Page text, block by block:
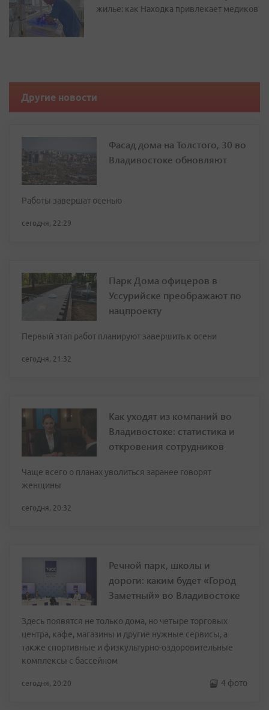
жилье: как Находка привлекает медиков
Другие новости
Фасад дома на Толстого, 30 во
Владивостоке обновляют
Работы завершат осенью
сегодня, 22:29
Парк Дома офицеров в
Уссурийске преображают по
нацпроекту
Первый этап работ планируют завершить к осени
сегодня, 21:32
Как уходят из компаний во
Владивостоке: статистика и
откровения сотрудников
Чаще всего о планах уволиться заранее говорят
женщины
сегодня, 20:32
Речной парк, школы и
дороги: каким будет «Город
Заметный» во Владивостоке
Здесь появятся не только дома, но четыре торговых
центра, кафе, магазины и другие нужные сервисы, а
также спортивные и физкультурно-оздоровительные
комплексы с бассейном
сегодня, 20:20 4 фото